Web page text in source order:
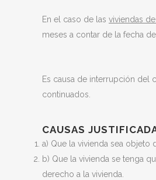
En el caso de las viviendas
meses a contar de la fecha
Es causa de interrupción
continuados.
CAUSAS
a) Que la vivienda sea
b) Que la vivienda se tenga
derecho a la vivienda.